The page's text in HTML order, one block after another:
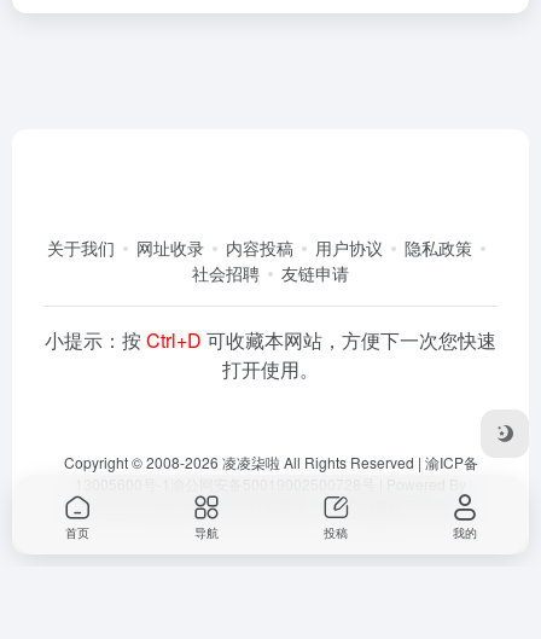
关于我们 网址收录 内容投稿 用户协议
隐私政策
社会招聘
友链申请
小提示：按Ctrl+D 可收藏本网站，方便下一次您快速
打开使用。
Copyright © 2008-2026 凌凌柒啦 All Rights Reserved | 渝ICP备
Dlaoo.Inc
Awalab| 本站运行在 由OneNav 强力驱动
首页 导航 投稿 我的